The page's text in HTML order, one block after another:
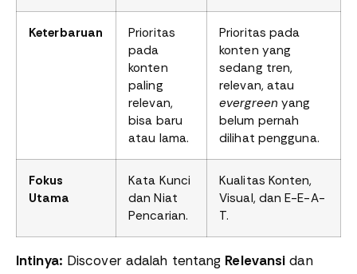
Keterbaruan
Prioritas
pada
konten
paling
relevan,
bisa baru
atau lama.
Prioritas pada
konten yang
sedang tren,
relevan, atau
evergreen yang
belum pernah
dilihat pengguna.
Fokus
Utama
Kata Kunci
dan Niat
Pencarian.
Kualitas Konten,
Visual, dan E-E-A-
T.
Intinya: Discover adalah tentang Relevansi dan